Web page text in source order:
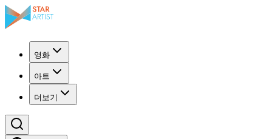
영화
아트
더보기